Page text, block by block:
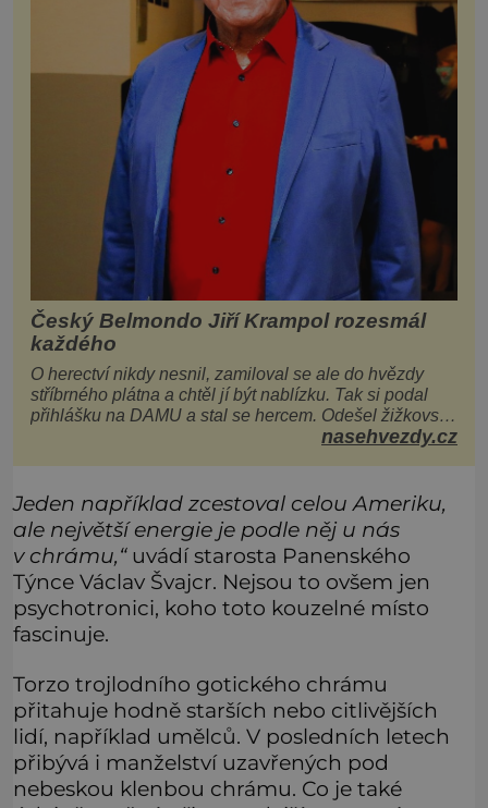
Český Belmondo Jiří Krampol rozesmál
každého
O herectví nikdy nesnil, zamiloval se ale do hvězdy
stříbrného plátna a chtěl jí být nablízku. Tak si podal
přihlášku na DAMU a stal se hercem. Odešel žižkovský
matador, který všude rozdával humor, i když jemu
nasehvezdy.cz
Jeden například zcestoval celou Ameriku,
ale největší energie je podle něj u nás
v chrámu,“ uvádí starosta Panenského
Týnce Václav Švajcr. Nejsou to ovšem jen
psychotronici, koho toto kouzelné místo
fascinuje.
Torzo trojlodního gotického chrámu
přitahuje hodně starších nebo citlivějších
lidí, například umělců. V posledních letech
přibývá i manželství uzavřených pod
nebeskou klenbou chrámu. Co je také